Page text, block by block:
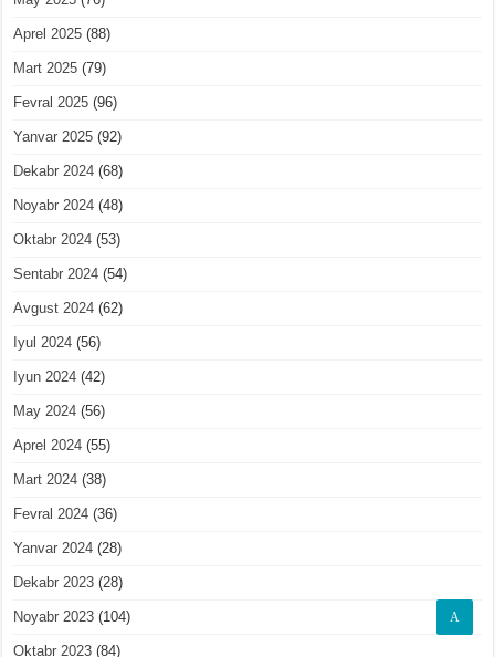
Aprel 2025 (88)
Mart 2025 (79)
Fevral 2025 (96)
Yanvar 2025 (92)
Dekabr 2024 (68)
Noyabr 2024 (48)
Oktabr 2024 (53)
Sentabr 2024 (54)
Avgust 2024 (62)
Iyul 2024 (56)
Iyun 2024 (42)
May 2024 (56)
Aprel 2024 (55)
Mart 2024 (38)
Fevral 2024 (36)
Yanvar 2024 (28)
Dekabr 2023 (28)
Noyabr 2023 (104)
Oktabr 2023 (84)
A